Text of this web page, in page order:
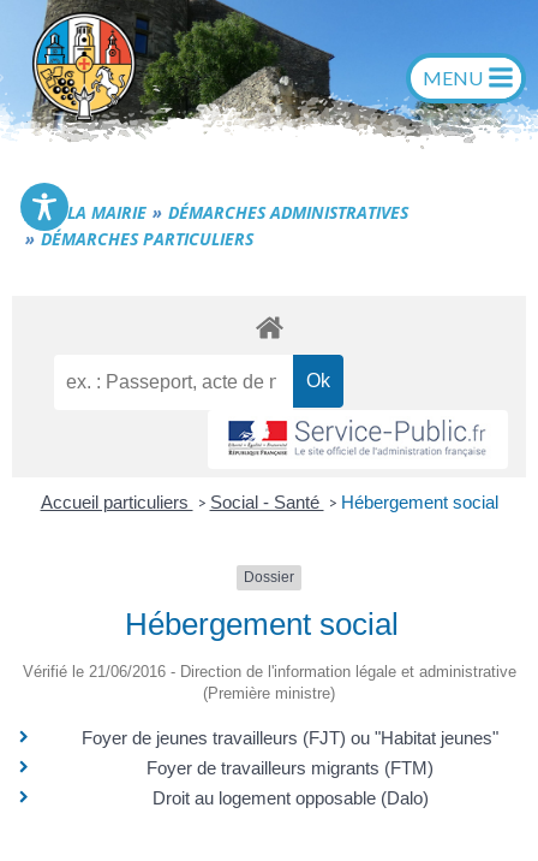
contenu
Commune de Générac
LA MAIRIE
DÉMARCHES ADMINISTRATIVES
DÉMARCHES PARTICULIERS
Accueil particuliers > Social - Santé > Hébergement social
Dossier
Hébergement social
Vérifié le 21/06/2016 - Direction de l'information légale et administrative
(Première ministre)
Foyer de jeunes travailleurs (FJT) ou "Habitat jeunes"
Foyer de travailleurs migrants (FTM)
Droit au logement opposable (Dalo)